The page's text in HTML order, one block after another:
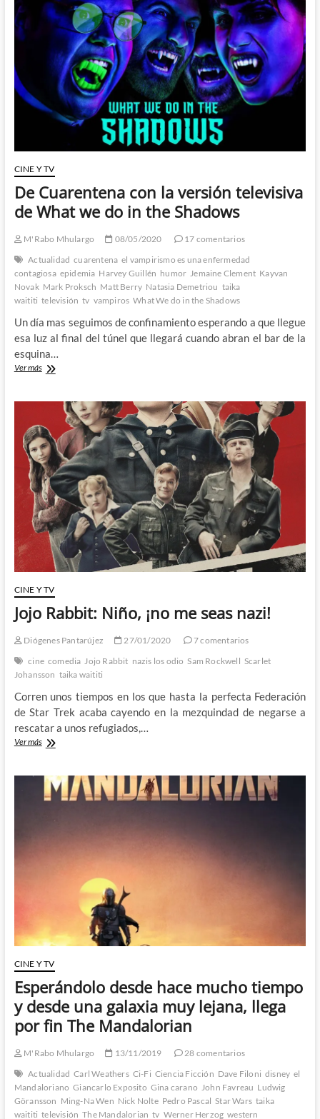
CINE Y TV
De Cuarentena con la versión televisiva
de What we do in the Shadows
M'Rabo Mhulargo 08/05/2020
17 comentarios
Actualidad cuarentena el vampirismo es una enfermedad
contagiosa epidemia Harvey Guillén humor Jemaine Clement Kayvan
Novak Mark Proksch Matt Berry Natasia Demetriou taika
waititi televisión tv vampiros What We do in the Shadows
Un día mas seguimos de confinamiento esperando a que llegue
esa luz al final del túnel que llegará cuando abran el bar de la
esquina…
Ver másDe
versión
televisiva
de
What
we
do
in
the
Shadows
CINE Y TV
Jojo Rabbit: Niño, ¡no me seas nazi!
Diógenes Pantarújez 27/01/2020
7 comentarios
cine comedia Jojo Rabbit nazis los odio Sam Rockwell Scarlet
Johansson taika waititi
Corren unos tiempos en los que hasta la perfecta Federación
de Star Trek acaba cayendo en la mezquindad de negarse a
rescatar a unos refugiados,…
Ver másJojo
¡no
me
nazi!
CINE Y TV
Esperándolo desde hace mucho tiempo
y desde una galaxia muy lejana, llega
por fin The Mandalorian
M'Rabo Mhulargo 13/11/2019
28 comentarios
Actualidad Carl Weathers Ci-Fi Ciencia Ficción Dave Filoni disney el
Mandaloriano Giancarlo Exposito Gina carano John Favreau Ludwig
Göransson Ming-Na Wen Nick Nolte Pedro Pascal Star Wars taika
waititi televisión The Mandalorian tv Werner Herzog western